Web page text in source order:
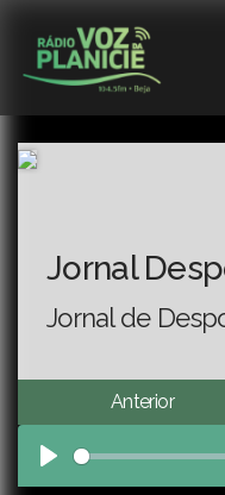
Jornal
Jornal de
Anterior
Play